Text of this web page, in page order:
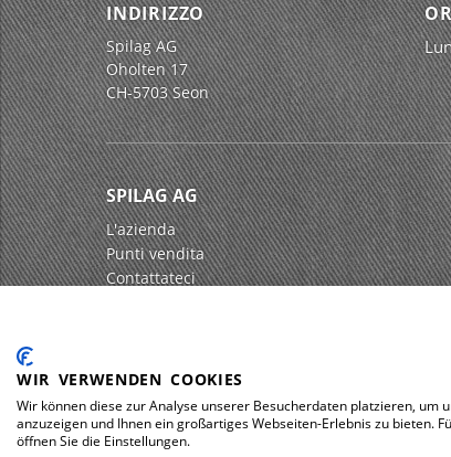
INDIRIZZO
Spilag AG
Oholten 17
CH-5703 Seon
SPILAG AG
L'azienda
Punti vendita
Contattateci
Impressum Protezione dei dati
© 2026 Spilag AG
WIR VERWENDEN COOKIES
Wir können diese zur Analyse unserer Besucherdaten platzieren, um
anzuzeigen und Ihnen ein großartiges Webseiten-Erlebnis zu bieten.
öffnen Sie die Einstellungen.